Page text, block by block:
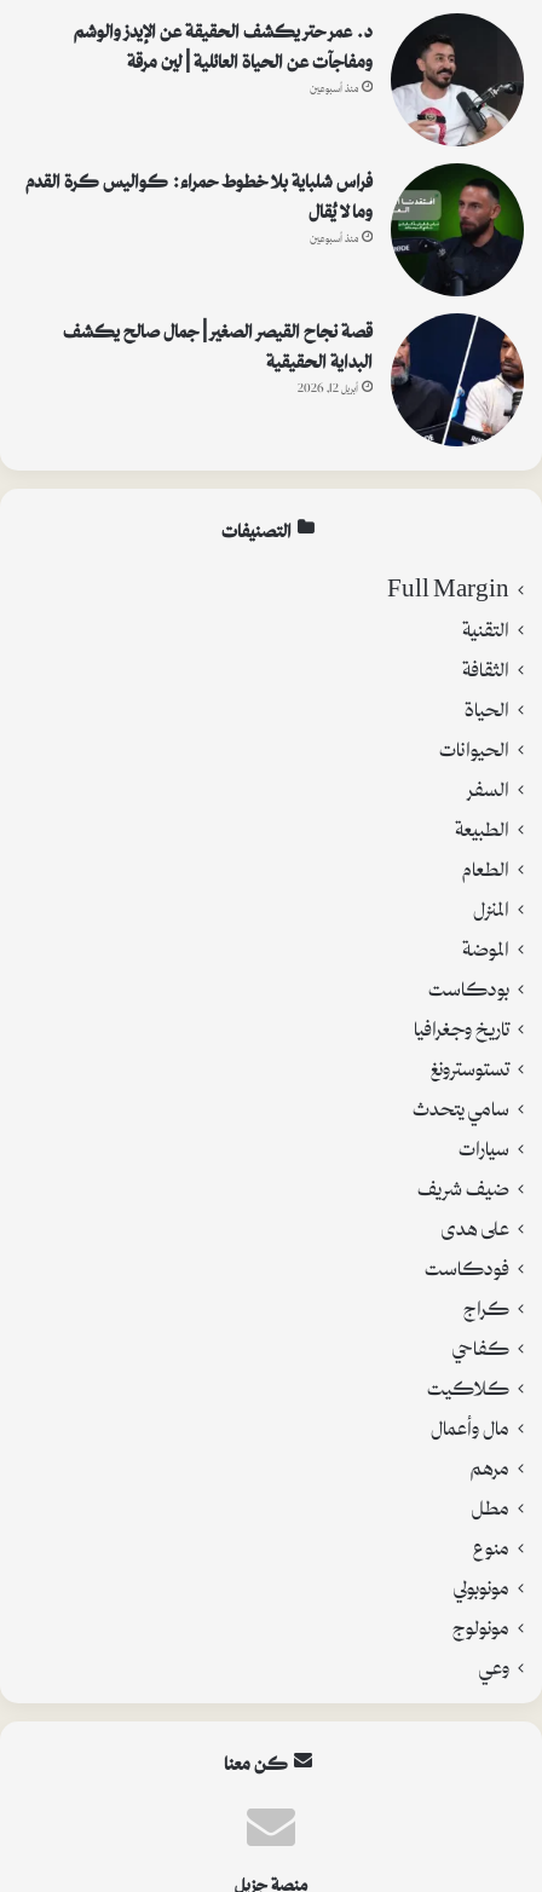
د. عمر حتر يكشف الحقيقة عن الإيدز والوشم
ومفاجآت عن الحياة العائلية | لين مرقة
منذ أسبوعين
فراس شلباية بلا خطوط حمراء: كواليس كرة القدم
وما لا يُقال
منذ أسبوعين
قصة نجاح القيصر الصغير | جمال صالح يكشف
البداية الحقيقية
أبريل 12, 2026
التصنيفات
Full Margin
التقنية
الثقافة
الحياة
الحيوانات
السفر
الطبيعة
الطعام
المنزل
الموضة
بودكاست
تاريخ وجغرافيا
تستوسترونغ
سامي يتحدث
سيارات
ضيف شريف
على هدى
فودكاست
كراج
كفاحي
كلاكيت
مال وأعمال
مرهم
مطل
منوع
مونوبولي
مونولوج
وعي
كن معنا
منصة جزيل